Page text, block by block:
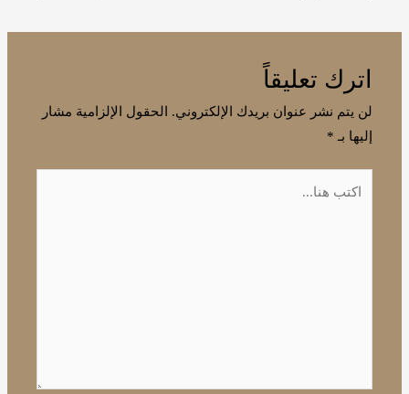
اترك تعليقاً
لن يتم نشر عنوان بريدك الإلكتروني.
الحقول الإلزامية مشار
إليها بـ *